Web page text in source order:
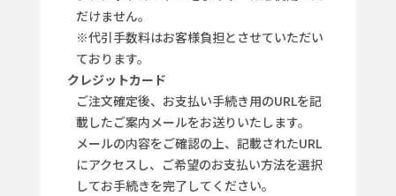
だけません。
※代引手数料はお客様負担とさせていただい
ております。
クレジットカード
ご注文確定後、お支払い手続き用のURLを記
載したご案内メールをお送りいたします。
メールの内容をご確認の上、記載されたURL
にアクセスし、ご希望のお支払い方法を選択
してお手続きを完了してください。